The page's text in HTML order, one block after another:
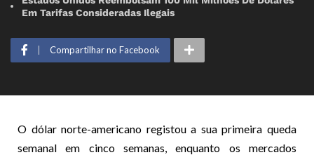
Em Tarifas Consideradas Ilegais
Compartilhar no Facebook
O dólar norte-americano registou a sua primeira queda
semanal em cinco semanas, enquanto os mercados